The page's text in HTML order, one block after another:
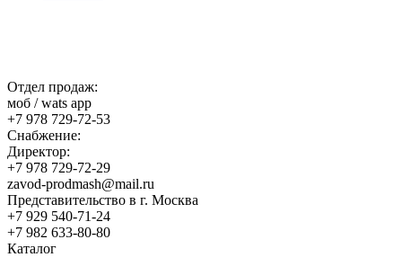
Отдел продаж:
моб / wats app
+7 978 729-72-53
Снабжение:
Директор:
+7 978 729-72-29
zavod-prodmash@mail.ru
Представительство в г. Москва
+7 929 540-71-24
+7 982 633-80-80
Каталог